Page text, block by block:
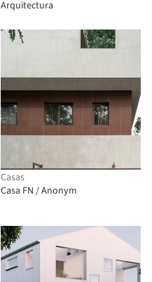
Arquitectura
Casas
Casa FN / Anonym